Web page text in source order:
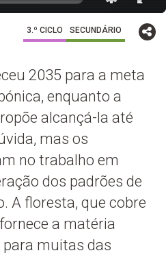
3.º CICLO SECUNDÁRIO
2035 para a meta
enquanto a
alcançá-la até
mas os
no trabalho em
dos padrões de
A floresta, que cobre
a matéria
para muitas das